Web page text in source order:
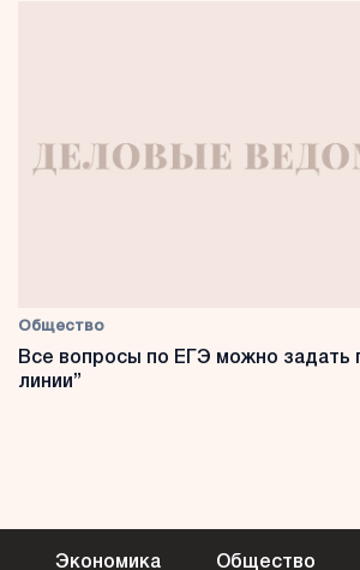
Общество
Все вопросы по ЕГЭ можно задать
линии”
Экономика Общество